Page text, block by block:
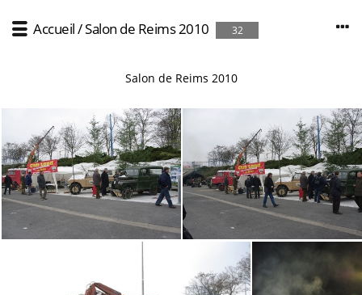
Accueil/Salon de Reims 2010 32
Salon de Reims 2010